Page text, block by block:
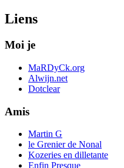
Liens
Moi je
MaRDyCk.org
Alwijn.net
Dotclear
Amis
Martin G
le Grenier de Nonal
Kozeries en dilletante
Enfin Presque